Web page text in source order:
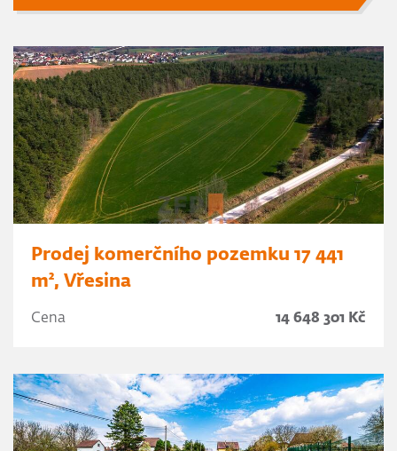
Prodej komerčního pozemku 17 441
m², Vřesina
Cena 14 648 301 Kč